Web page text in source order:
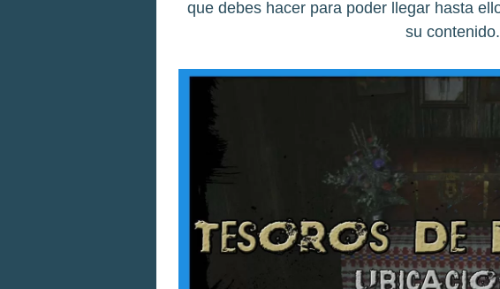
que debes hacer para poder llegar hasta
su contenido.